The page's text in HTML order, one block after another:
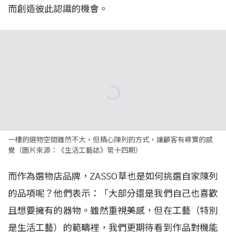
而創造彼此認識的機會。
一樓的選物空間雖然不大，但精心陳列的方式，讓顧客有尋寶的感
覺（圖片來源：《生活工藝誌》第十四期）
而作為選物店品牌，ZASSO草也是如何挑選自家陳列
的品項呢？他們表示：「大部分還是我們自己也喜歡
且想要擁有的器物。雖然重視美感，但在工藝（特別
是生活工藝）的範疇裡，我們更期待看到作品對機能